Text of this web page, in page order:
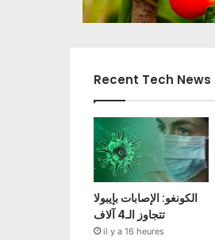
Recent Tech News
الكونغو: الإصابات بإيبولا
تتجاوز الـ4 آلاف
il y a 16 heures